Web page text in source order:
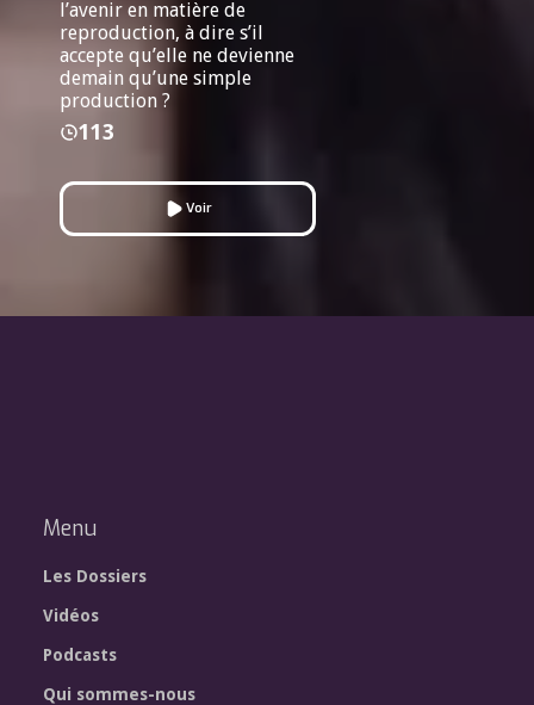
l’avenir en matière de
reproduction, à dire s’il
accepte qu’elle ne devienne
demain qu’une simple
production ?
113
Voir
Menu
Les Dossiers
Vidéos
Podcasts
Qui sommes-nous